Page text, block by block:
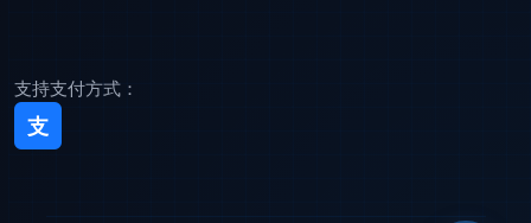
支持支付方式：
支